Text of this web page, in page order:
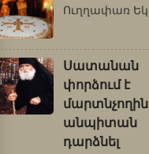
Սատանան
փորձում է
մարտնչողին
անպիտան
դարձնել